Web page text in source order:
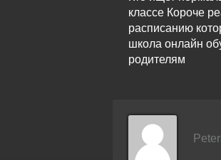
классе Короче
расписанию
школа онлайн
родителям